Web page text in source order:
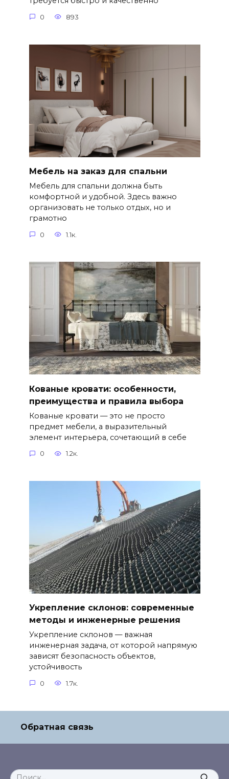
0 893
Мебель на заказ для спальни
Мебель для спальни должна быть
комфортной и удобной. Здесь важно
организовать не только отдых, но и
грамотно
0 1.1к.
Кованые кровати: особенности,
преимущества и правила выбора
Кованые кровати — это не просто
предмет мебели, а выразительный
элемент интерьера, сочетающий в себе
0 1.2к.
Укрепление склонов: современные
методы и инженерные решения
Укрепление склонов — важная
инженерная задача, от которой напрямую
зависят безопасность объектов,
устойчивость
0 1.7к.
Обратная связь
Search